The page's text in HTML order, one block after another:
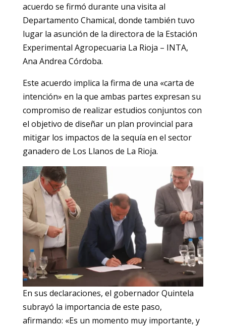
acuerdo se firmó durante una visita al
Departamento Chamical, donde también tuvo
lugar la asunción de la directora de la Estación
Experimental Agropecuaria La Rioja – INTA,
Ana Andrea Córdoba.
Este acuerdo implica la firma de una «carta de
intención» en la que ambas partes expresan su
compromiso de realizar estudios conjuntos con
el objetivo de diseñar un plan provincial para
mitigar los impactos de la sequía en el sector
ganadero de Los Llanos de La Rioja.
En sus declaraciones, el gobernador Quintela
subrayó la importancia de este paso,
afirmando: «Es un momento muy importante, y